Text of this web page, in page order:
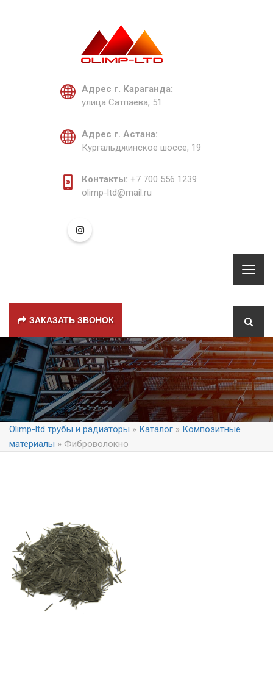
Адрес г. Караганда:
улица Сатпаева, 51
Адрес г. Астана:
Кургальджинское шоссе, 19
Контакты: +7 700 556 1239
olimp-ltd@mail.ru
ЗАКАЗАТЬ ЗВОНОК
Olimp-ltd трубы и радиаторы » Каталог » Композитные
материалы » Фиброволокно